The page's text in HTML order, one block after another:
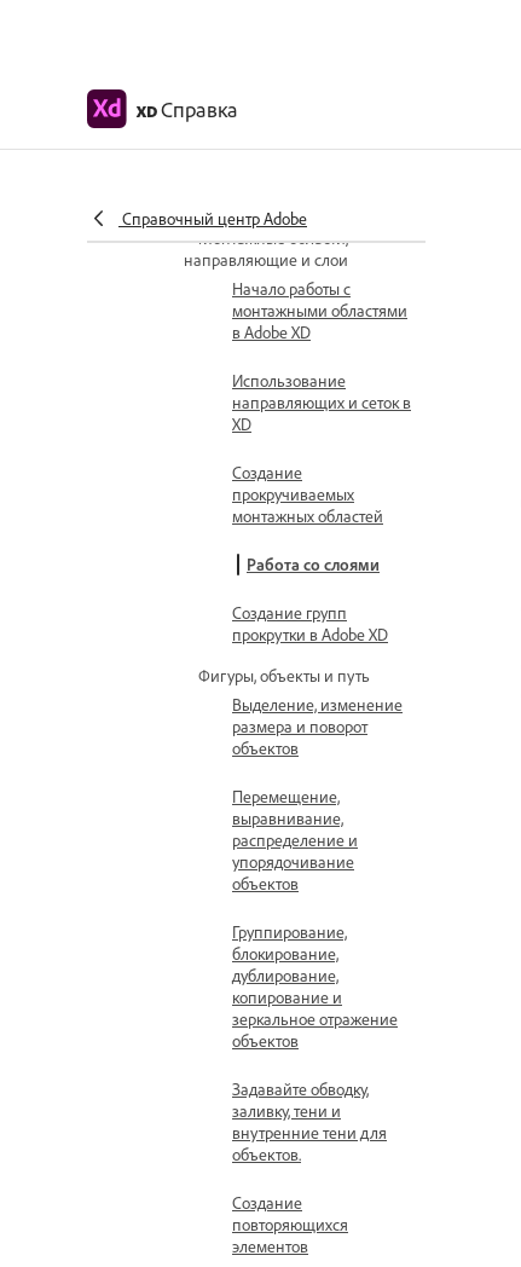
XDСправка
Справочный центр Adobe
Сочетания клавиш
Разработка
Монтажные области,
направляющие и слои
Начало работы с
монтажными областями
в Adobe XD
Использование
направляющих и сеток в
XD
Создание
прокручиваемых
монтажных областей
Работа со слоями
Создание групп
прокрутки в Adobe XD
Фигуры, объекты и путь
Выделение, изменение
размера и поворот
объектов
Перемещение,
выравнивание,
распределение и
упорядочивание
объектов
Группирование,
блокирование,
дублирование,
копирование и
зеркальное отражение
объектов
Задавайте обводку,
заливку, тени и
внутренние тени для
объектов.
Создание
повторяющихся
элементов